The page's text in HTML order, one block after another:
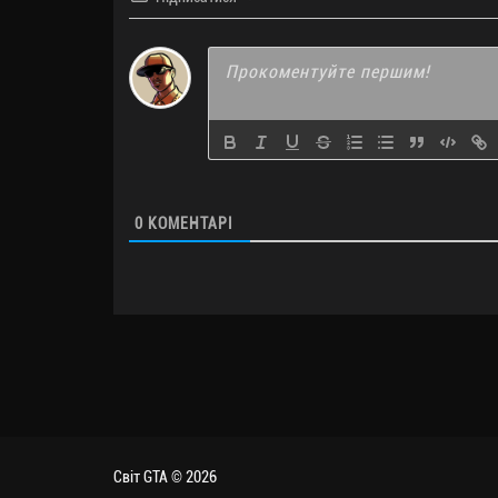
0 КОМЕНТАРІ
Світ GTA © 2026